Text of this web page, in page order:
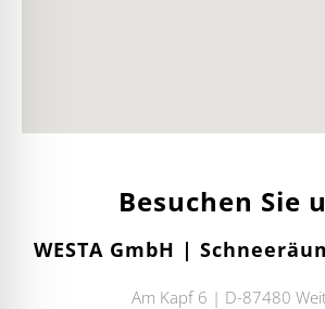
Besuchen Sie
WESTA GmbH |
Am Kapf 6 | D-87480